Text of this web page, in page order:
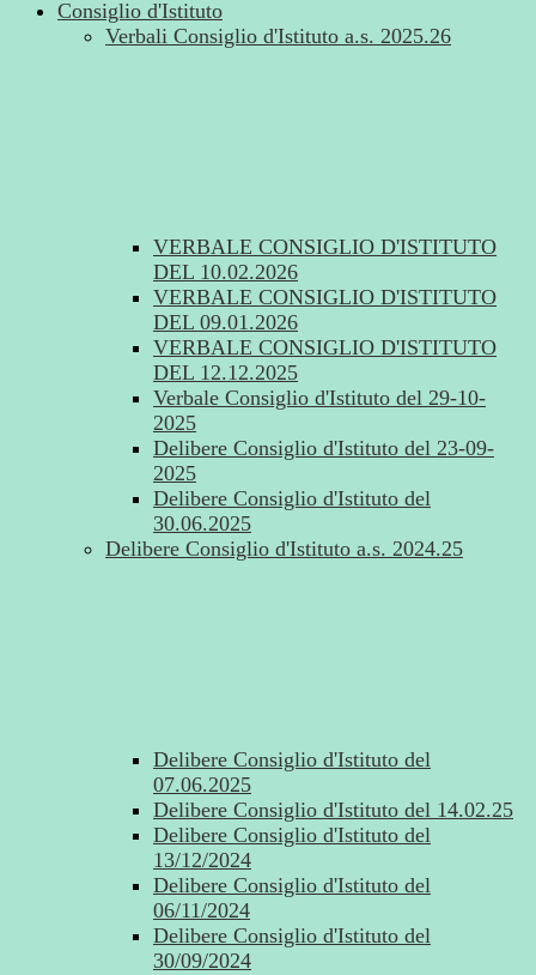
Consiglio d'Istituto
Verbali Consiglio d'Istituto a.s. 2025.26
VERBALE CONSIGLIO D'ISTITUTO
DEL 10.02.2026
VERBALE CONSIGLIO D'ISTITUTO
DEL 09.01.2026
VERBALE CONSIGLIO D'ISTITUTO
DEL 12.12.2025
Verbale Consiglio d'Istituto del 29-10-
2025
Delibere Consiglio d'Istituto del 23-09-
2025
Delibere Consiglio d'Istituto del
30.06.2025
Delibere Consiglio d'Istituto a.s. 2024.25
Delibere Consiglio d'Istituto del
07.06.2025
Delibere Consiglio d'Istituto del 14.02.25
Delibere Consiglio d'Istituto del
13/12/2024
Delibere Consiglio d'Istituto del
06/11/2024
Delibere Consiglio d'Istituto del
30/09/2024